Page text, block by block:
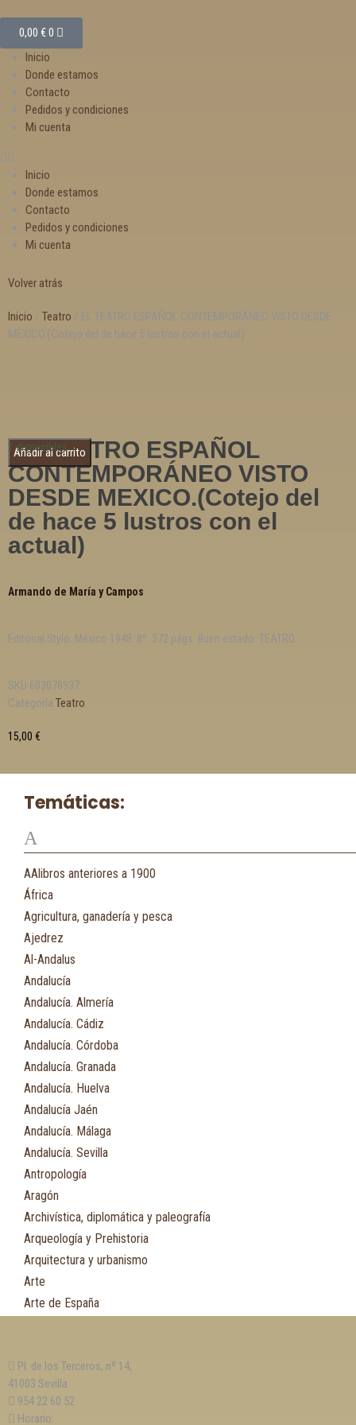
0,00 €0
Inicio
Donde estamos
Contacto
Pedidos y condiciones
Mi cuenta
Inicio
Donde estamos
Contacto
Pedidos y condiciones
Mi cuenta
Temáticas:
A
AAlibros anteriores a 1900
África
Agricultura, ganadería y pesca
Ajedrez
Al-Andalus
Andalucía
Andalucía. Almería
Andalucía. Cádiz
Andalucía. Córdoba
Andalucía. Granada
Andalucía. Huelva
Andalucía Jaén
Andalucía. Málaga
Andalucía. Sevilla
Antropología
Aragón
Archivística, diplomática y paleografía
Arqueología y Prehistoria
Arquitectura y urbanismo
Arte
Arte de España
Asturias
Automovilismo, ciclismo y Motociclismo
Aviación y Aeronáutica
Volver atrás
Inicio / Teatro / EL TEATRO ESPAÑOL CONTEMPORÁNEO VISTO DESDE
MEXICO.(Cotejo del de hace 5 lustros con el actual)
EL TEATRO ESPAÑOL
CONTEMPORÁNEO VISTO
DESDE MEXICO.(Cotejo del
de hace 5 lustros con el
actual)
Armando de María y Campos
Editorial Stylo. México 1948. 8º. 372 págs. Buen estado. TEATRO.
SKU 603078937
Categoría Teatro
15,00 €
1 disponibles
Añadir al carrito
Pl. de los Terceros, nº 14,
41003 Sevilla
954 22 60 52
Horario: